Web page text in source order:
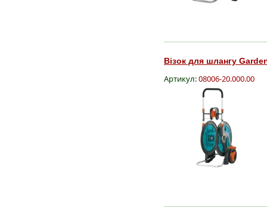
Візок для шлангу
Артикул:08006-20.000.00